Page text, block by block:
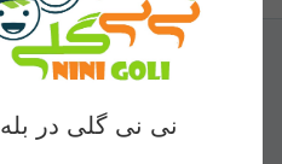
نی نی گلی در بله